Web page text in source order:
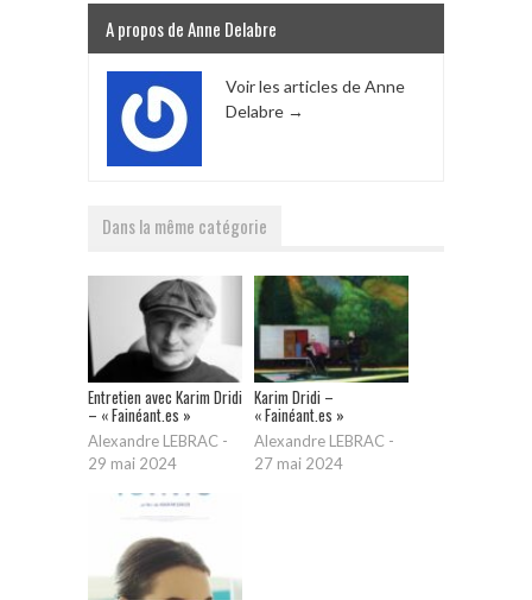
A propos de Anne Delabre
Voir les articles de Anne
Delabre →
Dans la même catégorie
Entretien avec Karim Dridi
– « Fainéant.es »
Alexandre LEBRAC -
29 mai 2024
Karim Dridi –
« Fainéant.es »
Alexandre LEBRAC -
27 mai 2024